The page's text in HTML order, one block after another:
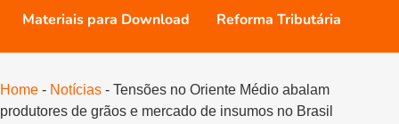
Materiais para Download Reforma Tributária
Home - Notícias - Tensões no Oriente Médio abalam
produtores de grãos e mercado de insumos no Brasil